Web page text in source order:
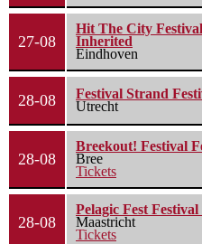
27-08
Hit The City
Inherited
Eindhoven
28-08
Festival Strand
Utrecht
28-08
Breekout! Festival
Bree
Tickets
28-08
Pelagic Fest
Maastricht
Tickets